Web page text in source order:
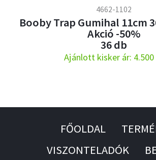
4662-1102
Booby Trap Gumihal 11cm
Akció -50%
36 db
Ajánlott kisker ár: 4.500
FŐOLDAL
VISZONTELADÓK